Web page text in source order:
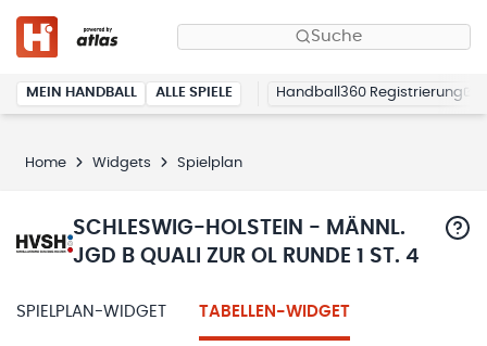
Suche
MEIN HANDBALL ALLE SPIELE Handball360 Registrierung
Home Widgets Spielplan
SCHLESWIG-HOLSTEIN - MÄNNL.
JGD B QUALI ZUR OL RUNDE 1 ST. 4
SPIELPLAN-WIDGET TABELLEN-WIDGET